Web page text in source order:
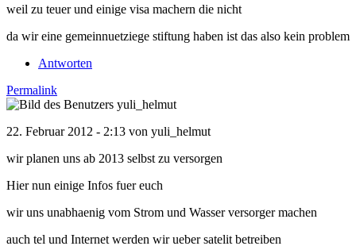
weil zu teuer und einige visa machern die nicht
da wir eine gemeinnuetziege stiftung haben ist das also kein problem
Antworten
Permalink
22. Februar 2012 - 2:13 von yuli_helmut
wir planen uns ab 2013 selbst zu versorgen
Hier nun einige Infos fuer euch
wir uns unabhaenig vom Strom und Wasser versorger machen
auch tel und Internet werden wir ueber satelit betreiben